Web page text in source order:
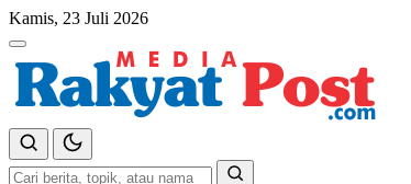
Langsung
ke
Kamis, 23 Juli 2026
Menu
Cari